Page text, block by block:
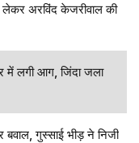
लेकर अरविंद केजरीवाल की
में लगी आग, जिंदा जला
गुस्साई भीड़ ने निजी